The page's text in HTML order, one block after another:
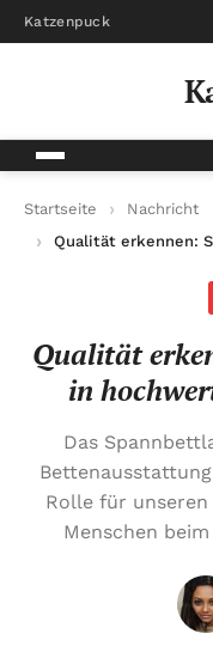
Katzenpuck
Startseite
Nachricht
Qualität erkennen:
Qualität
in
Das
Rolle für
Menschen